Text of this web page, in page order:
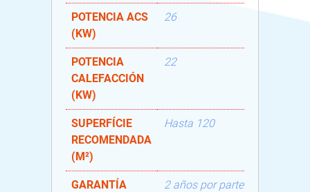
POTENCIA ACS
(KW)
26
POTENCIA
CALEFACCIÓN
(KW)
22
SUPERFÍCIE
RECOMENDADA
(M²)
Hasta 120
GARANTÍA
2 años por parte